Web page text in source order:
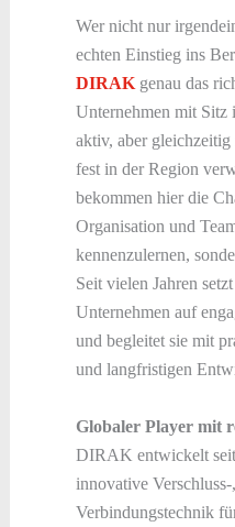
Wer nicht nur
echten Einstieg ins
DIRAKgenau das
Unternehmen mit Sitz
aktiv, aber gleichzeitig
fest in der Region
bekommen hier die
Organisation und
kennenzulernen,
Seit vielen Jahren
Unternehmen auf
und begleitet sie mit
und langfristigen
Globaler Player mit
DIRAK entwickelt seit
innovative
Verbindungstechnik